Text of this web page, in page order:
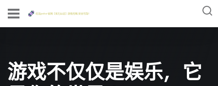
游戏不仅仅是娱乐，它